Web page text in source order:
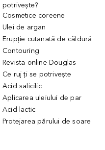
potrivește?
Cosmetice coreene
Ulei de argan
Erupție cutanată de căldură
Contouring
Revista online Douglas
Ce ruj ți se potrivește
Acid salicilic
Aplicarea uleiului de par
Acid lactic
Protejarea părului de soare